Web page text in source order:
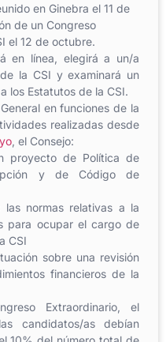
en Ginebra el 11 de
de un Congreso
el 12 de octubre.
en línea, elegirá a un/a
la CSI y examinará un
los Estatutos de la CSI.
en funciones de la
realizadas desde
, el Consejo:
proyecto de Política de
y de Código de
las normas relativas a la
para ocupar el cargo de
CSI
sobre una revisión
financieros de la
Extraordinario, el
candidatos/as debían